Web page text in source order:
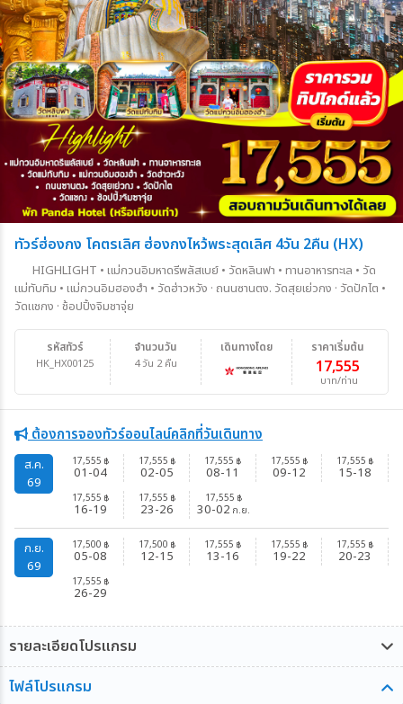
ทัวร์ฮ่องกง โคตรเลิศ ฮ่องกงไหว้พระสุดเลิศ 4วัน 2คืน (HX)
HIGHLIGHT • แม่กวนอิมหาดรีพลัสเบย์ • วัดหลินฟา • ทานอาหารทะเล • วัด
แม่ทับทิม • แม่กวนอิมฮองฮำ • วัดฮ่าวหวัง · ถนนซานตง. วัดสุยเย่วกง · วัดปักไต •
วัดแชกง · ช้อปปิ้งจิมชาจุ่ย
รหัสทัวร์
HK_HX00125
จำนวนวัน
4 วัน 2 คืน
ราคาเริ่มต้น
17,555
บาท/ท่าน
เดินทางโดย
ต้องการจองทัวร์ออนไลน์คลิกที่วันเดินทาง
ส.ค.
69
17,555 ฿
01-04
17,555 ฿
02-05
17,555 ฿
08-11
17,555 ฿
09-12
17,555 ฿
15-18
17,555 ฿
16-19
17,555 ฿
23-26
17,555 ฿
30-02 ก.ย.
ก.ย.
69
17,500 ฿
05-08
17,500 ฿
12-15
17,555 ฿
13-16
17,555 ฿
19-22
17,555 ฿
20-23
17,555 ฿
26-29
รายละเอียดโปรแกรม
ไฟล์โปรแกรม